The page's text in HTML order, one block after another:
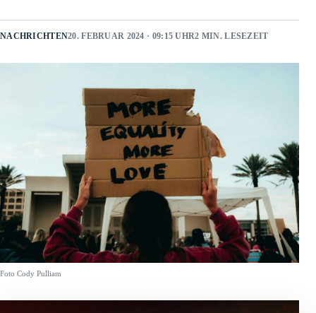
NACHRICHTEN20. FEBRUAR 2024 · 09:15 UHR2 MIN. LESEZEIT
Foto Cody Pulliam